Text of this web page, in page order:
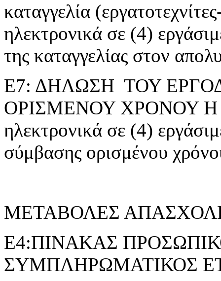
καταγγελία
ηλεκτρονικά σε (4)
της καταγγελίας στον
Ε7: ΔΗΛΩΣΗ ΤΟΥ
ΟΡΙΣΜΕΝΟΥ ΧΡΟΝΟΥ Η
ηλεκτρονικά σε (4)
σύμβασης ορισμένου
ΜΕΤΑΒΟΛΕΣ
Ε4:ΠΙΝΑΚΑΣ
ΣΥΜΠΛΗΡΩΜΑΤΙΚΟΣ